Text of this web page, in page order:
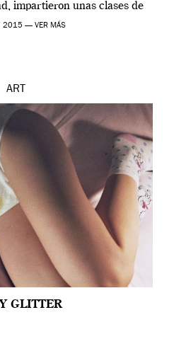
impartieron unas clases de
el Tate […]
2015 — VER MÁS
ART
GLITTER